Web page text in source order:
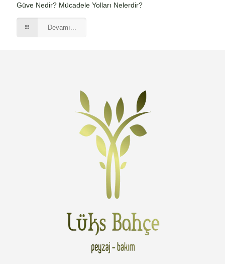
Güve Nedir? Mücadele Yolları Nelerdir?
Devamı...